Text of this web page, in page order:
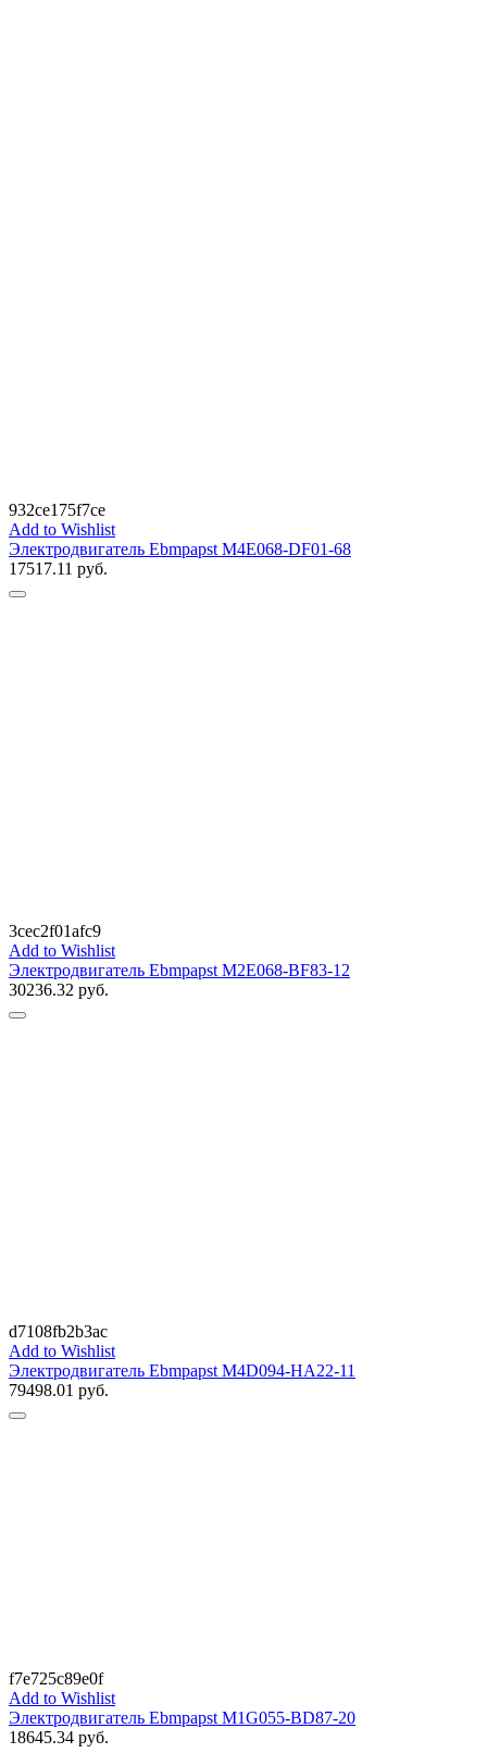
932ce175f7ce
Add to Wishlist
Электродвигатель Ebmpapst M4E068-DF01-68
17517.11 руб.
3cec2f01afc9
Add to Wishlist
Электродвигатель Ebmpapst M2E068-BF83-12
30236.32 руб.
d7108fb2b3ac
Add to Wishlist
Электродвигатель Ebmpapst M4D094-HA22-11
79498.01 руб.
f7e725c89e0f
Add to Wishlist
Электродвигатель Ebmpapst M1G055-BD87-20
18645.34 руб.